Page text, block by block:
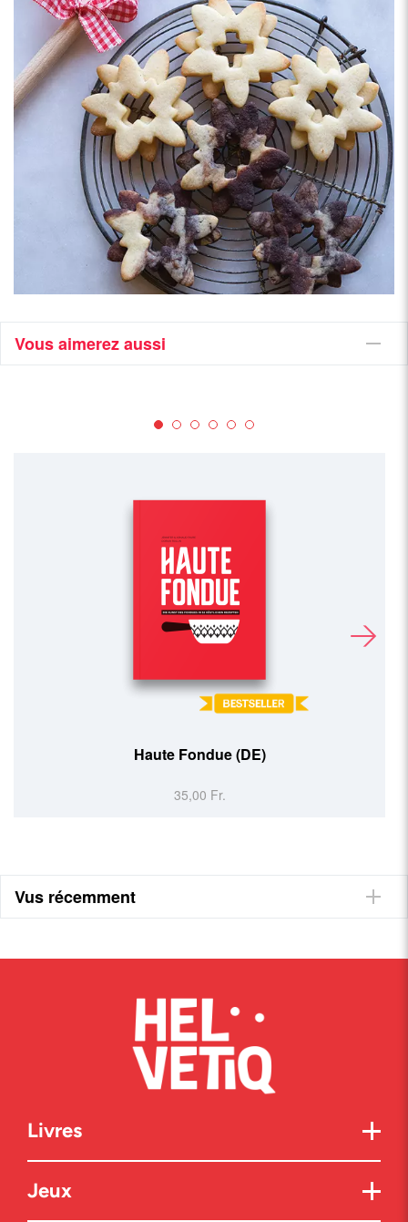
Vous aimerez aussi
Brot Huusgmacht (DE)
39,90 Fr.
Vus récemment
Livres
Jeux